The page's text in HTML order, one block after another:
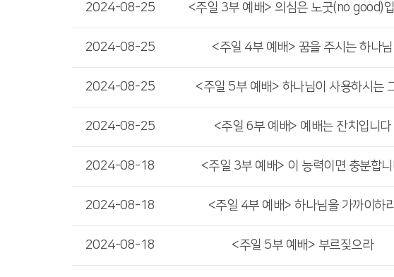
2024-08-25 <주일 3부 예배> 의심은 노굿(no good)
2024-08-25 <주일 4부 예배> 꿈을 주시는 하나님
2024-08-25 <주일 5부 예배> 하나님이 사용하시는
2024-08-25 <주일 6부 예배> 예배는 잔치입니다
2024-08-18 <주일 3부 예배> 이 능력이면 충분합
2024-08-18 <주일 4부 예배> 하나님을 가까이하
2024-08-18 <주일 5부 예배> 부르짖으라